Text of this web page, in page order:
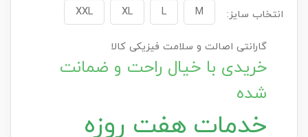
انتخاب سایز: M
L
XL
XXL
گارانتی اصالت و سلامت فیزیکی کالا
خریدی با خیال راحت و ضمانت
شده
خدمات هفت روزه